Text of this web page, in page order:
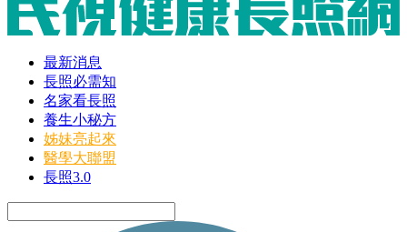
最新消息
長照必需知
名家看長照
養生小秘方
姊妹亮起來
醫學大聯盟
長照3.0